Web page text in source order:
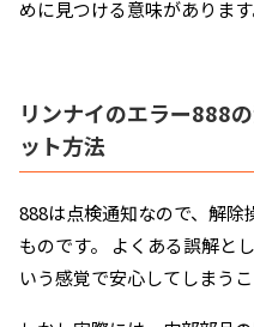
めに見つける意味があります
リンナイのエラー888
ット方法
888は点検通知なので、解
ものです。 よくある誤解と
いう感覚で安心してしまうこ